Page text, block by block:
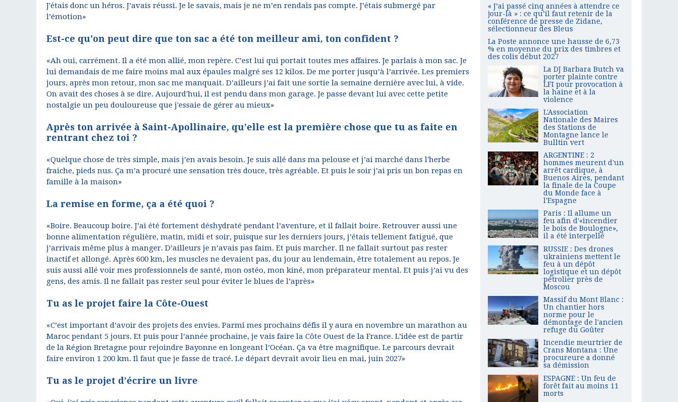
J'étais donc un héros. J’avais réussi. Je le savais, mais je ne m’en rendais pas compte. J’étais submergé par
l’émotion»
Est-ce qu'on peut dire que ton sac a été ton meilleur ami, ton confident ?
«Ah oui, carrément. Il a été mon allié, mon repère. C’est lui qui portait toutes mes affaires. Je parlais à mon sac. Je
lui demandais de me faire moins mal aux épaules malgré ses 12 kilos. De me porter jusqu’à l’arrivée. Les premiers
jours, après mon retour, mon sac me manquait. D’ailleurs j’ai fait une sortie la semaine dernière avec lui, à vide.
On avait des choses à se dire. Aujourd'hui, il est pendu dans mon garage. Je passe devant lui avec cette petite
nostalgie un peu douloureuse que j'essaie de gérer au mieux»
Après ton arrivée à Saint-Apollinaire, qu’elle est la première chose que tu as faite en
rentrant chez toi ?
«Quelque chose de très simple, mais j’en avais besoin. Je suis allé dans ma pelouse et j’ai marché dans l'herbe
fraiche, pieds nus. Ça m’a procuré une sensation très douce, très agréable. Et puis le soir j’ai pris un bon repas en
famille à la maison»
La remise en forme, ça a été quoi ?
«Boire. Beaucoup boire. J’ai été fortement déshydraté pendant l’aventure, et il fallait boire. Retrouver aussi une
bonne alimentation régulière, matin, midi et soir, puisque sur les derniers jours, j’étais tellement fatigué, que
j’arrivais même plus à manger. D’ailleurs je n’avais pas faim. Et puis marcher. Il ne fallait surtout pas rester
inactif et allongé. Après 600 km, les muscles ne devaient pas, du jour au lendemain, être totalement au repos. Je
suis aussi allé voir mes professionnels de santé, mon ostéo, mon kiné, mon préparateur mental. Et puis j’ai vu des
gens, des amis. Il ne fallait pas rester seul pour éviter le blues de l’après»
Tu as le projet faire la Côte-Ouest
«C’est important d’avoir des projets des envies. Parmi mes prochains défis il y aura en novembre un marathon au
Maroc pendant 5 jours. Et puis pour l’année prochaine, je vais faire la Côte Ouest de la France. L’idée est de partir
de la Région Bretagne pour rejoindre Bayonne en longeant l’Océan. Ça va être magnifique. Le parcours devrait
faire environ 1 200 km. Il faut que je fasse de tracé. Le départ devrait avoir lieu en mai, juin 2027»
Tu as le projet d’écrire un livre
« J’ai passé cinq années à attendre ce
jour-là » : ce qu’il faut retenir de la
conférence de presse de Zidane,
sélectionneur des Bleus
La Poste annonce une hausse de 6,73
% en moyenne du prix des timbres et
des colis début 2027
La DJ Barbara Butch va
porter plainte contre
LFI pour provocation à
la haine et à la
violence
L'Association
Nationale des Maires
des Stations de
Montagne lance le
Bulltin vert
ARGENTINE : 2
hommes meurent d'un
arrêt cardique, à
Buenos Aires, pendant
la finale de la Coupe
du Monde face à
l'Espagne
Paris : Il allume un
feu afin d'«incendier
le bois de Boulogne»,
il a été interpellé
RUSSIE : Des drones
ukrainiens mettent le
feu à un dépôt
logistique et un dépôt
pétrolier près de
Moscou
Massif du Mont Blanc :
Un chantier hors
norme pour le
démontage de l'ancien
refuge du Goûter
Incendie meurtrier de
Crans Montana : Une
procureure a donné
sa démission
ESPAGNE : Un feu de
forêt fait au moins 11
morts